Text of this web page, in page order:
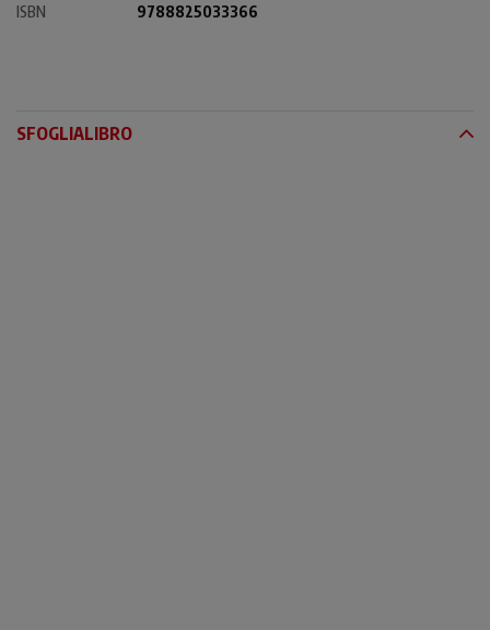
ISBN
9788825033366
SFOGLIALIBRO